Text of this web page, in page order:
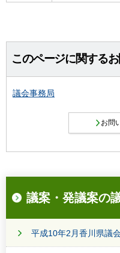
このページに関する
議会事務局
議案・発議案の
平成10年2月香川県議